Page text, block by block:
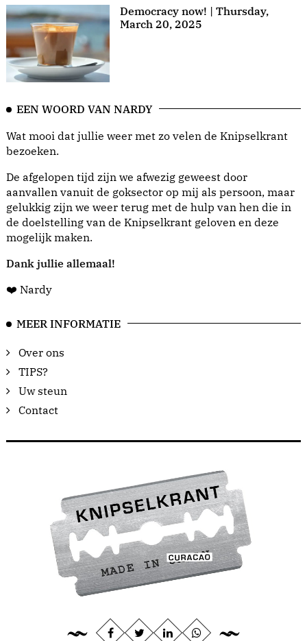
Democracy now! | Thursday,
March 20, 2025
EEN WOORD VAN NARDY
Wat mooi dat jullie weer met zo velen de Knipselkrant
bezoeken.
De afgelopen tijd zijn we afwezig geweest door
aanvallen vanuit de goksector op mij als persoon, maar
gelukkig zijn we weer terug met de hulp van hen die in
de doelstelling van de Knipselkrant geloven en deze
mogelijk maken.
Dank jullie allemaal!
❤️ Nardy
MEER INFORMATIE
Over ons
TIPS?
Uw steun
Contact